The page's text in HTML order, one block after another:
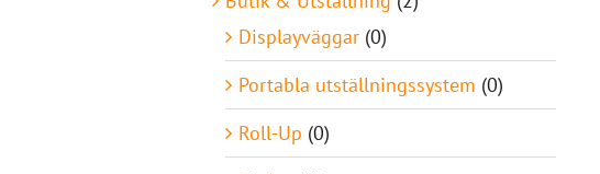
Displayväggar (0)
Portabla utställningssystem (0)
Roll-Up (0)